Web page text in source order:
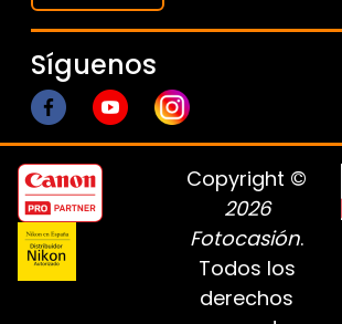
Síguenos
Copyright ©
2026
Fotocasión.
Todos los
derechos